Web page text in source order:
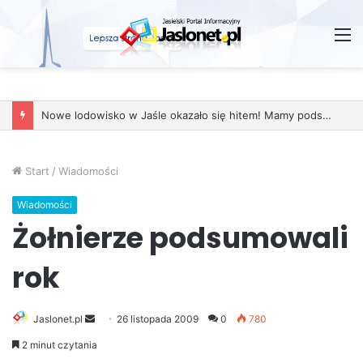
Nowe lodowisko w Jaśle okazało się hitem! Mamy podsumowanie sezonu
Start / Wiadomości
Wiadomości
Żołnierze podsumowali
rok
Jaslonet.pl 26 listopada 2009 0 780
2 minut czytania